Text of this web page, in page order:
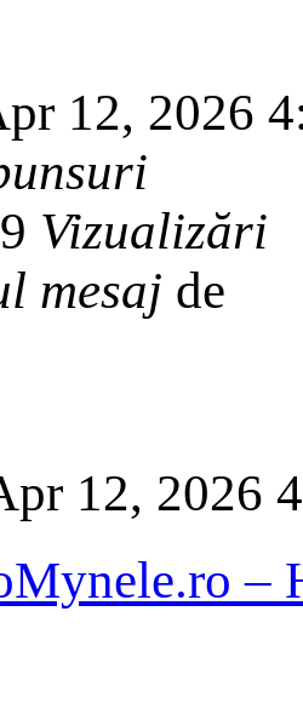
12, 2026
Vizualizări
mesaj de
12, 2026
–